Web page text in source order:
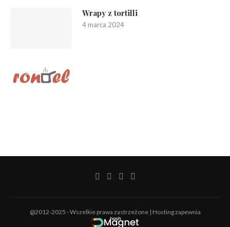
Wrapy z tortilli
4 marca 2024
@2012-2025 - Wszelkie prawa zastrzeżone | Hosting zapewnia